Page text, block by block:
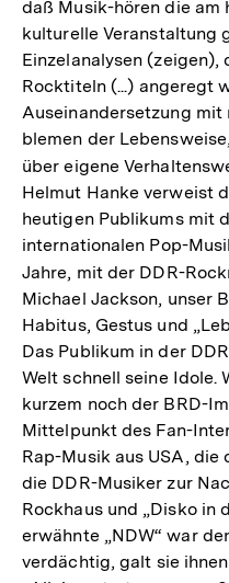
daß Musik-hören die am
kulturelle Veranstaltung
Einzelanalysen (zeigen),
Rocktiteln (...) angeregt
Auseinandersetzung mit
blemen der
über eigene
Helmut Hanke verweist
heutigen Publikums mit
internationalen Pop-
Jahre, mit der DDR-
Michael Jackson, unser
Habitus, Gestus und
Das Publikum in der
Welt schnell seine Idole.
kurzem noch der BRD-
Mittelpunkt des Fan-
Rap-Musik aus USA,
die DDR-Musiker zur
Rockhaus und „Disko in
erwähnte „NDW“ war
verdächtig, galt sie